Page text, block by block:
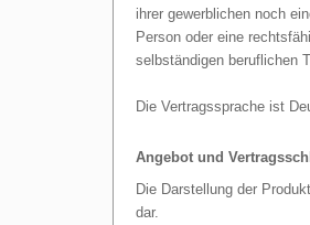
ihrer gewerblichen noch
Person oder eine
selbständigen beruflichen
Die Vertragssprache ist
Angebot und
Die Darstellung der
dar.